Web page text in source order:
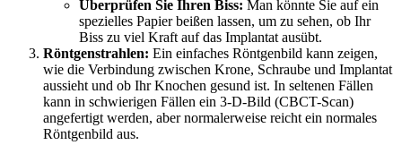
Überprüfen Sie Ihren Biss: Man könnte Sie auf ein
spezielles Papier beißen lassen, um zu sehen, ob Ihr
Biss zu viel Kraft auf das Implantat ausübt.
Röntgenstrahlen: Ein einfaches Röntgenbild kann zeigen,
wie die Verbindung zwischen Krone, Schraube und Implantat
aussieht und ob Ihr Knochen gesund ist. In seltenen Fällen
kann in schwierigen Fällen ein 3-D-Bild (CBCT-Scan)
angefertigt werden, aber normalerweise reicht ein normales
Röntgenbild aus.